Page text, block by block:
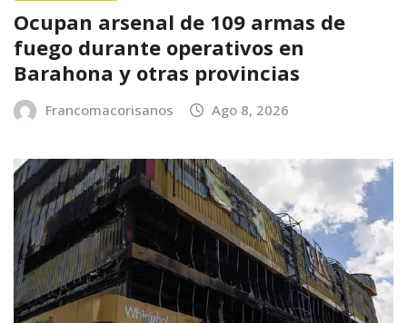
Ocupan arsenal de 109 armas de
fuego durante operativos en
Barahona y otras provincias
Francomacorisanos Ago 8, 2026